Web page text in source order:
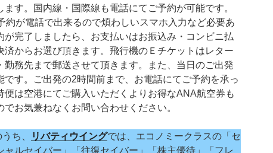
ます。国内線・国際線も電話にてご予約が可能です。
約が電話で出来るので煩わしいスマホ入力など必要あ
が完了しましたら、お支払いはお振込み・コンビニ払
済からお選び頂きます。飛行機のＥチケットはレター
勤務先まで郵送させて頂きます。また、当日のご出発
です。ご出発の2時間前まで、お電話にてご予約を承っ
便は空港にてご購入いただくよりお得なANA航空券も
でお気兼ねなくお問い合わせください。
ち、 リバティウイングでは、エコノミークラスの「セ
ャルセイバー」「往復セイバー」「株主優待」「フレ